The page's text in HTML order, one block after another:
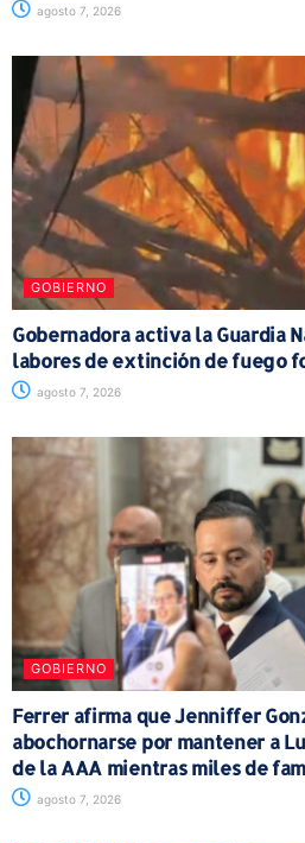
agosto 7, 2026
GOBIERNO
Gobernadora activa la Guardia
labores de extinción de fuego
agosto 7, 2026
GOBIERNO
Ferrer afirma que Jenniffer
abochornarse por mantener a
de la AAA mientras miles de
agosto 7, 2026